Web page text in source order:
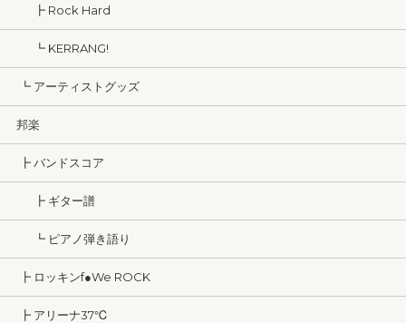
┣ Rock Hard
┗ KERRANG!
┗ アーティストグッズ
邦楽
┣ バンドスコア
┣ ギター譜
┗ ピアノ弾き語り
┣ ロッキンf●We ROCK
┣ アリーナ37℃